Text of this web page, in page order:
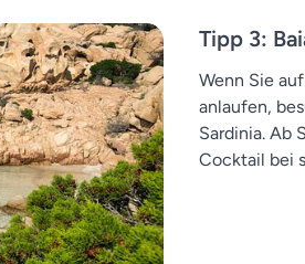
Tipp 3:
Wenn Sie
anlaufen,
Sardinia. Ab
Cocktail bei